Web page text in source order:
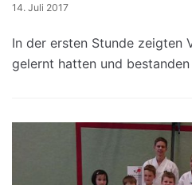
14. Juli 2017
In der ersten Stunde zeigten
gelernt hatten und